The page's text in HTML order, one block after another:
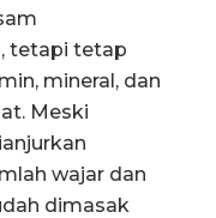
tetapi tetap
mineral, dan
Meski
wajar dan
dimasak